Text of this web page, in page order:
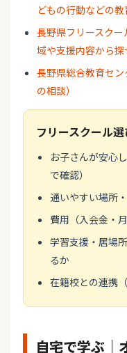
どもの行動などの教
長野県フリースク
域や支援内容から探
長野県総合教育セ
の相談）
フリースクール
お子さんが安心
で確認）
通いやすい場所
費用（入会金・
学習支援・居場
るか
在籍校との連携
自宅で学ぶ｜